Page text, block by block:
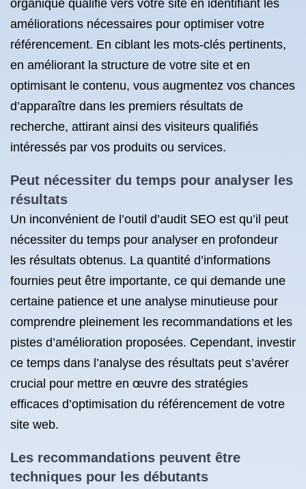
organique qualifié vers votre site en identifiant les
améliorations nécessaires pour optimiser votre
référencement. En ciblant les mots-clés pertinents,
en améliorant la structure de votre site et en
optimisant le contenu, vous augmentez vos chances
d’apparaître dans les premiers résultats de
recherche, attirant ainsi des visiteurs qualifiés
intéressés par vos produits ou services.
Peut nécessiter du temps pour analyser les
résultats
Un inconvénient de l’outil d’audit SEO est qu’il peut
nécessiter du temps pour analyser en profondeur
les résultats obtenus. La quantité d’informations
fournies peut être importante, ce qui demande une
certaine patience et une analyse minutieuse pour
comprendre pleinement les recommandations et les
pistes d’amélioration proposées. Cependant, investir
ce temps dans l’analyse des résultats peut s’avérer
crucial pour mettre en œuvre des stratégies
efficaces d’optimisation du référencement de votre
site web.
Les recommandations peuvent être
techniques pour les débutants